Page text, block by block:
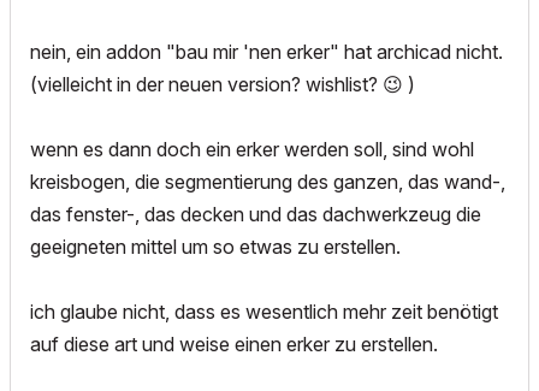
nein, ein addon "bau mir 'nen erker" hat archicad nicht.
(vielleicht in der neuen version? wishlist? 😉 )
wenn es dann doch ein erker werden soll, sind wohl
kreisbogen, die segmentierung des ganzen, das wand-,
das fenster-, das decken und das dachwerkzeug die
geeigneten mittel um so etwas zu erstellen.
ich glaube nicht, dass es wesentlich mehr zeit benötigt
auf diese art und weise einen erker zu erstellen.